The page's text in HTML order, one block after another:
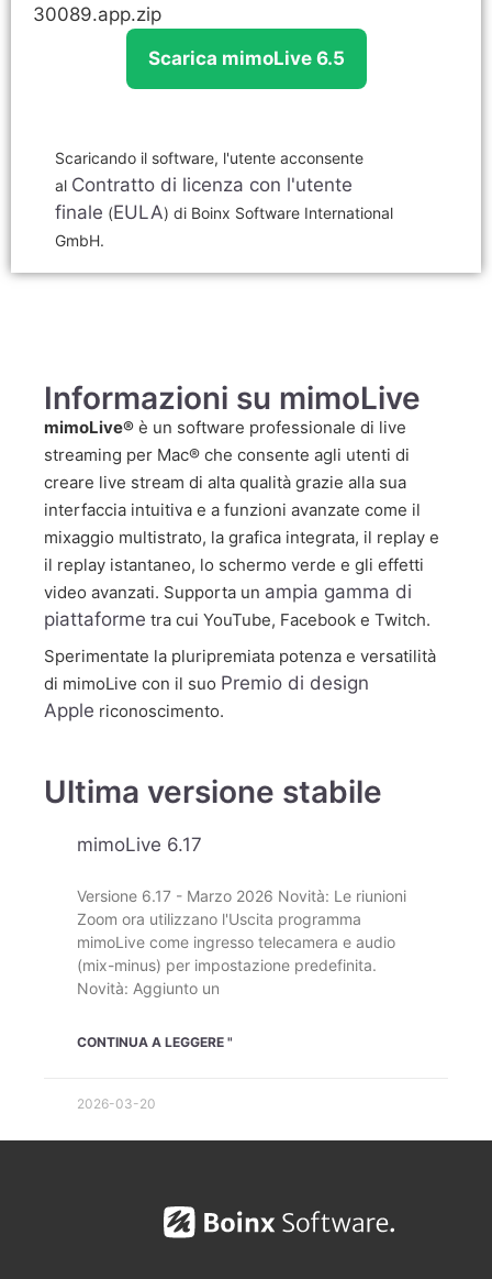
30089.app.zip
Scarica mimoLive 6.5
Scaricando il software, l'utente acconsente
al Contratto di licenza con l'utente
finale (EULA) di Boinx Software International
GmbH.
Informazioni su mimoLive
mimoLive® è un software professionale di live
streaming per Mac® che consente agli utenti di
creare live stream di alta qualità grazie alla sua
interfaccia intuitiva e a funzioni avanzate come il
mixaggio multistrato, la grafica integrata, il replay e
il replay istantaneo, lo schermo verde e gli effetti
video avanzati. Supporta un ampia gamma di
piattaforme tra cui YouTube, Facebook e Twitch.
Sperimentate la pluripremiata potenza e versatilità
di mimoLive con il suo Premio di design
Apple riconoscimento.
Ultima versione stabile
mimoLive 6.17
Versione 6.17 - Marzo 2026 Novità: Le riunioni
Zoom ora utilizzano l'Uscita programma
mimoLive come ingresso telecamera e audio
(mix-minus) per impostazione predefinita.
Novità: Aggiunto un
CONTINUA A LEGGERE "
2026-03-20